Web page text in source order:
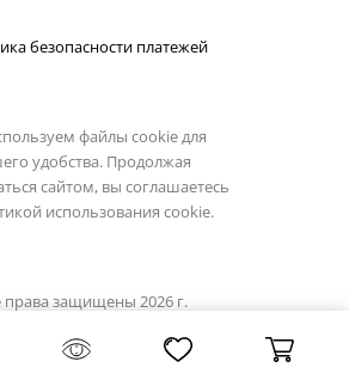
безопасности платежей
файлы cookie для
удобства. Продолжая
сайтом, вы соглашаетесь
использования cookie.
права защищены 2026 г.